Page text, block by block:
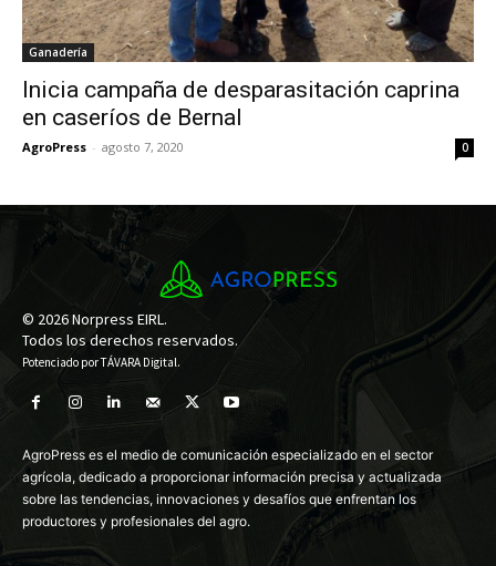
Ganadería
Inicia campaña de desparasitación caprina
en caseríos de Bernal
AgroPress - agosto 7, 2020 0
© 2026 Norpress EIRL.
Todos los derechos reservados.
Potenciado porTÁVARA Digital.
AgroPress es el medio de comunicación especializado en el sector
agrícola, dedicado a proporcionar información precisa y actualizada
sobre las tendencias, innovaciones y desafíos que enfrentan los
productores y profesionales del agro.